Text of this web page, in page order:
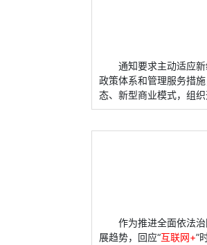
通知要求主动适应
政策体系和管理服务措
态、新型商业模式，组
作为推进全面依法
展趋势，回应“互联网+”